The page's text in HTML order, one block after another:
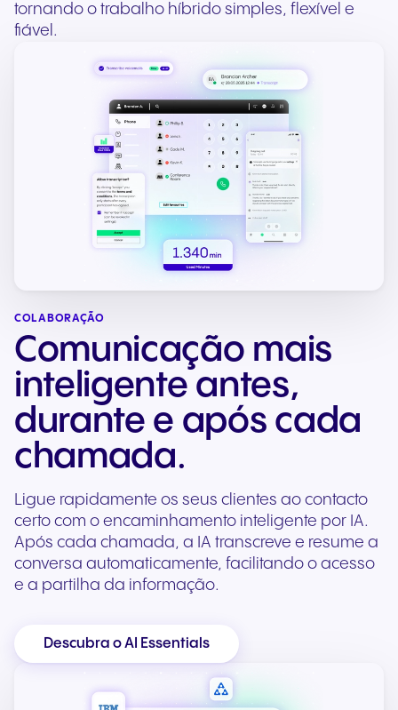
tornando o trabalho híbrido simples, flexível e
fiável.
COLABORAÇÃO
Comunicação mais
inteligente antes,
durante e após cada
chamada.
Ligue rapidamente os seus clientes ao contacto
certo com o encaminhamento inteligente por IA.
Após cada chamada, a IA transcreve e resume a
conversa automaticamente, facilitando o acesso
e a partilha da informação.
Descubra o AI Essentials